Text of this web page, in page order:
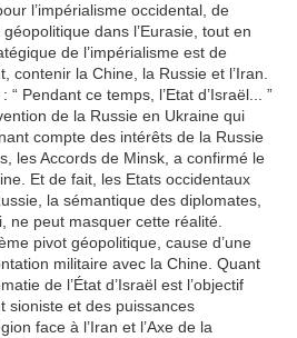
l’impérialisme occidental, de
dans l’Eurasie, tout en
de l’impérialisme est de
contenir la Chine, la Russie et l’Iran.
“ Pendant ce temps, l’Etat d’Israël... ”
de la Russie en Ukraine qui
compte des intérêts de la Russie
les Accords de Minsk, a confirmé le
Et de fait, les Etats occidentaux
la sémantique des diplomates,
ne peut masquer cette réalité.
pivot géopolitique, cause d’une
militaire avec la Chine. Quant
de l’État d’Israël est l’objectif
sioniste et des puissances
face à l’Iran et l’Axe de la